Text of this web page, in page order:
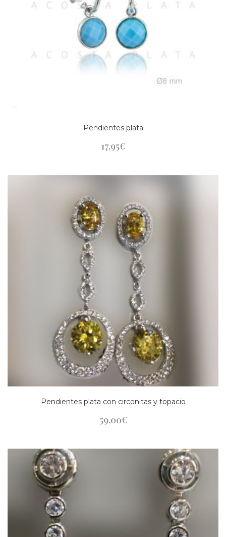
Pendientes plata
17,95€
Pendientes plata con circonitas y topacio
59,00€